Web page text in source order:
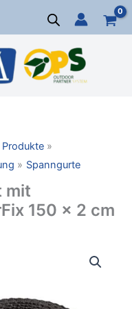
Produkte
Spanngurte
mit
150 x 2 cm